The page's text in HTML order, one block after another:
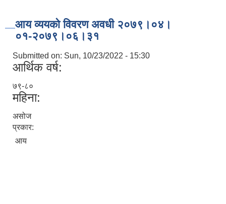
आय व्ययको विवरण अवधी २०७९।०४।
०१-२०७९।०६।३१
Submitted on: Sun, 10/23/2022 - 15:30
आर्थिक वर्ष:
७९-८०
महिना:
असोज
प्रकार:
आय